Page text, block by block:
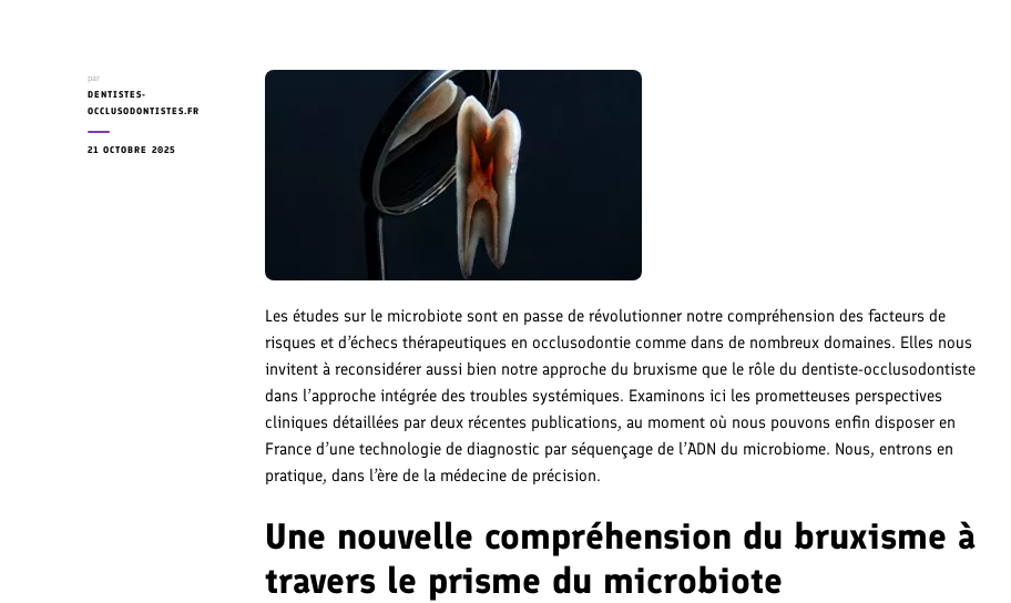
par
DENTISTES-
OCCLUSODONTISTES.FR
21 OCTOBRE 2025
Les études sur le microbiote sont en passe de révolutionner notre compréhension des facteurs de
risques et d’échecs thérapeutiques en occlusodontie comme dans de nombreux domaines. Elles nous
invitent à reconsidérer aussi bien notre approche du bruxisme que le rôle du dentiste-occlusodontiste
dans l’approche intégrée des troubles systémiques. Examinons ici les prometteuses perspectives
cliniques détaillées par deux récentes publications, au moment où nous pouvons enfin disposer en
France d’une technologie de diagnostic par séquençage de l’ADN du microbiome. Nous, entrons en
pratique, dans l’ère de la médecine de précision.
Une nouvelle compréhension du bruxisme à
travers le prisme du microbiote